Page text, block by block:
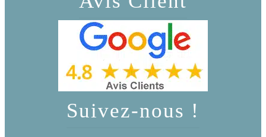
Suivez-nous !